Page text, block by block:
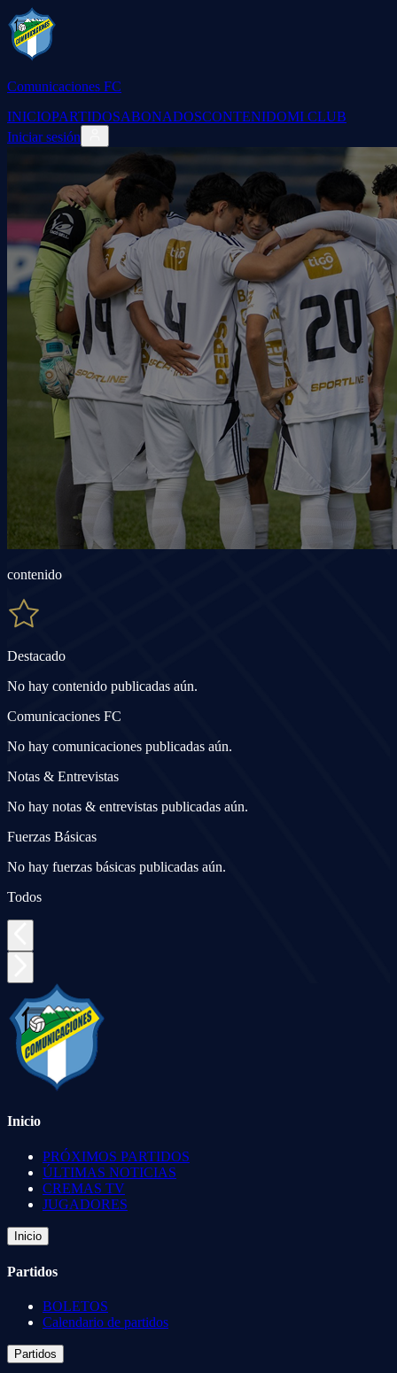
Comunicaciones FC
INICIOPARTIDOSABONADOSCONTENIDOMI CLUB
Iniciar sesión
contenido
Destacado
No hay contenido publicadas aún.
Comunicaciones FC
No hay comunicaciones publicadas aún.
Notas & Entrevistas
No hay notas & entrevistas publicadas aún.
Fuerzas Básicas
No hay fuerzas básicas publicadas aún.
Todos
Inicio
PRÓXIMOS PARTIDOS
ÚLTIMAS NOTICIAS
CREMAS TV
JUGADORES
Inicio
Partidos
BOLETOS
Calendario de partidos
Partidos